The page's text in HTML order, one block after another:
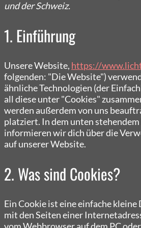
und der Schweiz.
1. Einführung
Unsere Website, https://
folgenden: "Die Website")
ähnliche Technologien (der
all diese unter "Cookies"
werden außerdem von uns
platziert. In dem unten
informieren wir dich über die
auf unserer Website.
2. Was sind Cookies?
Ein Cookie ist eine einfache kleine
mit den Seiten einer